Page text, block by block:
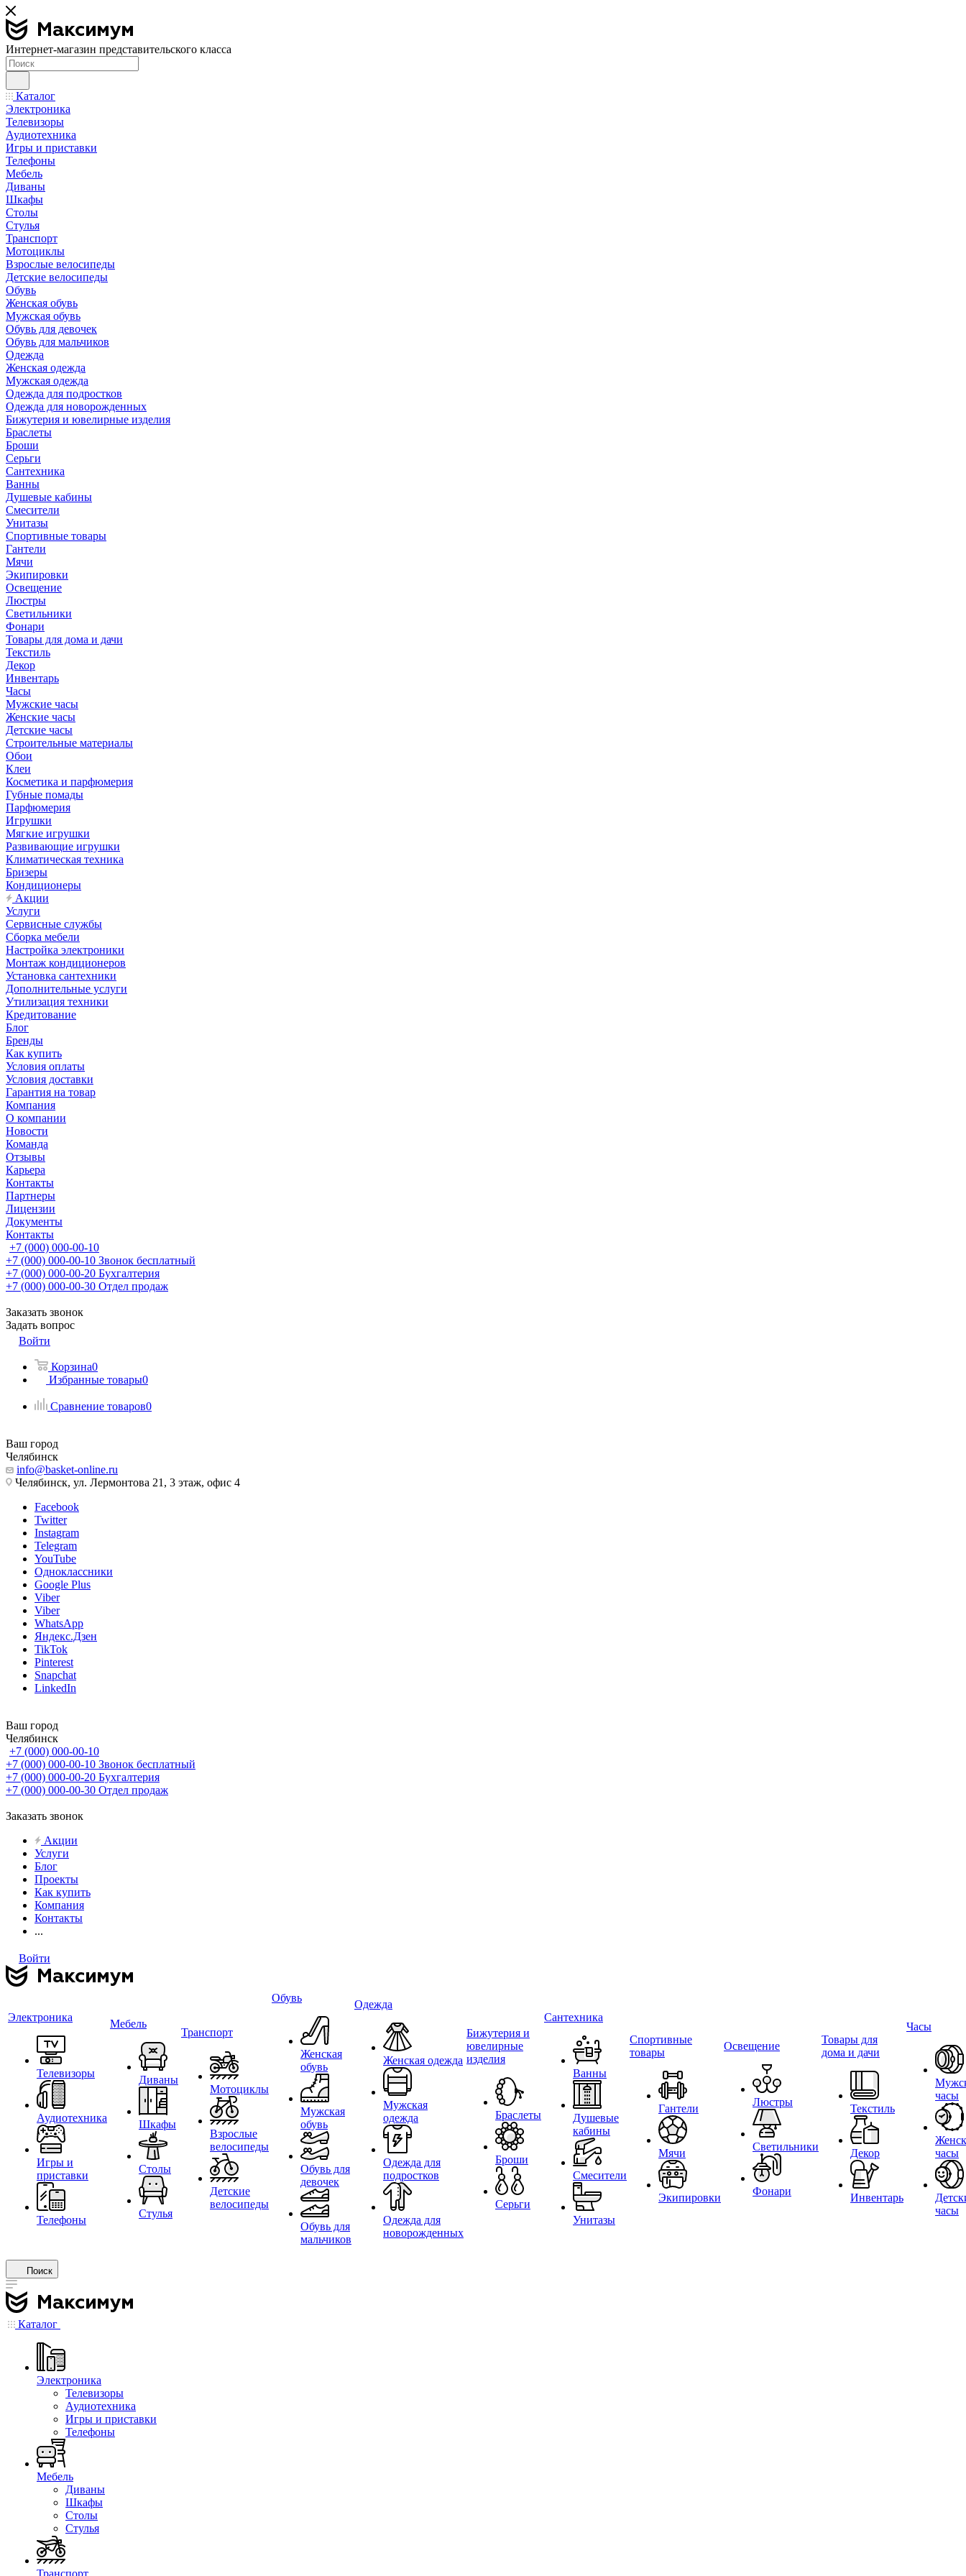
Интернет-магазин представительского класса
Каталог
Электроника
Телевизоры
Аудиотехника
Игры и приставки
Телефоны
Мебель
Диваны
Шкафы
Столы
Стулья
Транспорт
Мотоциклы
Взрослые велосипеды
Детские велосипеды
Обувь
Женская обувь
Мужская обувь
Обувь для девочек
Обувь для мальчиков
Одежда
Женская одежда
Мужская одежда
Одежда для подростков
Одежда для новорожденных
Бижутерия и ювелирные изделия
Браслеты
Броши
Серьги
Сантехника
Ванны
Душевые кабины
Смесители
Унитазы
Спортивные товары
Гантели
Мячи
Экипировки
Освещение
Люстры
Светильники
Фонари
Товары для дома и дачи
Текстиль
Декор
Инвентарь
Часы
Мужские часы
Женские часы
Детские часы
Строительные материалы
Обои
Клеи
Косметика и парфюмерия
Губные помады
Парфюмерия
Игрушки
Мягкие игрушки
Развивающие игрушки
Климатическая техника
Бризеры
Кондиционеры
Акции
Услуги
Сервисные службы
Сборка мебели
Настройка электроники
Монтаж кондиционеров
Установка сантехники
Дополнительные услуги
Утилизация техники
Кредитование
Блог
Бренды
Как купить
Условия оплаты
Условия доставки
Гарантия на товар
Компания
О компании
Новости
Команда
Отзывы
Карьера
Контакты
Партнеры
Лицензии
Документы
Контакты
+7 (000) 000-00-10
+7 (000) 000-00-10 Звонок бесплатный
+7 (000) 000-00-20 Бухгалтерия
+7 (000) 000-00-30 Отдел продаж
Заказать звонок
Задать вопрос
Войти
Корзина0
Избранные товары0
Сравнение товаров0
Ваш город
Челябинск
info@basket-online.ru
Челябинск, ул. Лермонтова 21, 3 этаж, офис 4
Facebook
Twitter
Instagram
Telegram
YouTube
Одноклассники
Google Plus
Viber
Viber
WhatsApp
Яндекс.Дзен
TikTok
Pinterest
Snapchat
LinkedIn
Ваш город
Челябинск
+7 (000) 000-00-10
+7 (000) 000-00-10 Звонок бесплатный
+7 (000) 000-00-20 Бухгалтерия
+7 (000) 000-00-30 Отдел продаж
Заказать звонок
Акции
Услуги
Блог
Проекты
Как купить
Компания
Контакты
...
Войти
Электроника
Телевизоры
Аудиотехника
Игры и
приставки
Телефоны
Мебель
Диваны
Шкафы
Столы
Стулья
Транспорт
Мотоциклы
Взрослые
велосипеды
Детские
велосипеды
Обувь
Женская
обувь
Мужская
обувь
Обувь для
девочек
Обувь для
мальчиков
Одежда
Женская одежда
Мужская
одежда
Одежда для
подростков
Одежда для
новорожденных
Бижутерия и
ювелирные
изделия
Браслеты
Броши
Серьги
Сантехника
Ванны
Душевые
кабины
Смесители
Унитазы
Спортивные
товары
Гантели
Мячи
Экипировки
Освещение
Люстры
Светильники
Фонари
Товары для
дома и дачи
Текстиль
Декор
Инвентарь
Часы
часы
часы
часы
Поиск
Каталог
Электроника
Телевизоры
Аудиотехника
Игры и приставки
Телефоны
Мебель
Диваны
Шкафы
Столы
Стулья
Транспорт